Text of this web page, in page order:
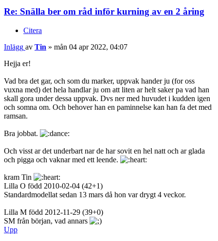
Re: Snälla ber om råd inför kurning av en 2 åring
Citera
Inlägg av Tin » mån 04 apr 2022, 04:07
Hejja er!
Vad bra det gar, och som du marker, uppvak hander ju (for oss
vuxna med) det hela handlar ju om att liten ar helt saker pa vad han
skall gora under dessa uppvak. Dvs ner med huvudet i kudden igen
och somna om. Och behover han en paminnelse kan han fa det med
ramsan.
Bra jobbat.
Och visst ar det underbart nar de har sovit en hel natt och ar glada
och pigga och vaknar med ett leende.
kram Tin
Lilla O född 2010-02-04 (42+1)
Standardmodellat sedan 13 mars då hon var drygt 4 veckor.
Lilla M född 2012-11-29 (39+0)
SM från början, vad annars
Upp